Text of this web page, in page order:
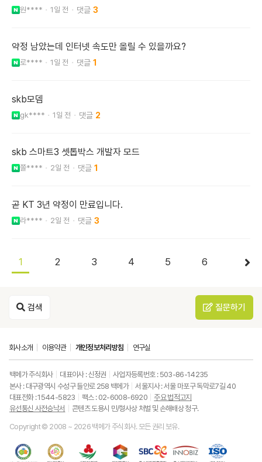
원**** 1일 전 3
약정 남았는데 인터넷 속도만 올릴 수 있을까요?
로**** 1일 전 1
skb모뎀
gk**** 1일 전 2
skb 스마트3 셋톱박스 개발자 모드
쫄**** 2일 전 1
곧 KT 3년 약정이 만료입니다.
라**** 2일 전 3
1 2 3 4 5 6
검색 질문하기
회사소개 이용약관 개인정보처리방침 연구실
백메가 주식회사 대표이사 : 신정권
사업자등록번호 : 503-86-14235
본사 : 대구광역시 수성구 들안로 258 백메가
서울지사 : 서울 마포구 독막로7길 40
대표전화 : 1544-5823
팩스 : 02-6008-6920
주요 법적고지
유선통신 사전승낙서
콘텐츠 도용시 민/형사상 처벌 및 손해배상 청구.
Copyright © 2008 ~ 2026 백메가 주식회사. 모든 권리 보유.
랑
중
소
중
소
ISO9001